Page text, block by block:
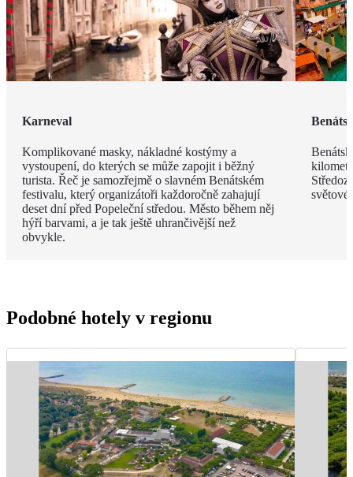
Karneval
Komplikované masky, nákladné kostýmy a
vystoupení, do kterých se může zapojit i běžný
turista. Řeč je samozřejmě o slavném Benátském
festivalu, který organizátoři každoročně zahajují
deset dní před Popeleční středou. Město během něj
hýří barvami, a je tak ještě uhrančivější než
obvykle.
Podobné hotely v regionu